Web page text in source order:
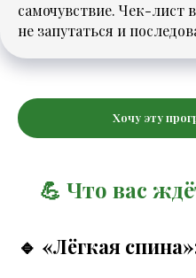
самочувствие. Чек-
не запутаться и
Хочу эту
💪 Что вас
🔹 «Лёгкая